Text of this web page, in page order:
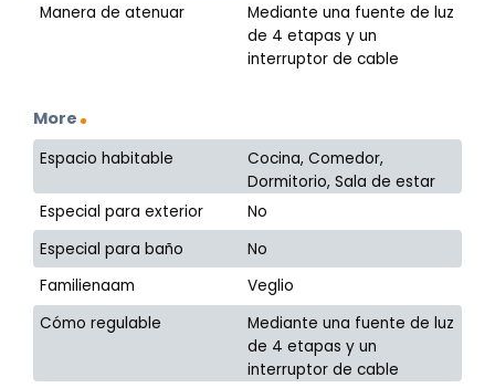
Manera de atenuar
Mediante una fuente de luz
de 4 etapas y un
interruptor de cable
More
Espacio habitable
Cocina, Comedor,
Dormitorio, Sala de estar
Especial para exterior
No
Especial para baño
No
Familienaam
Veglio
Cómo regulable
Mediante una fuente de luz
de 4 etapas y un
interruptor de cable